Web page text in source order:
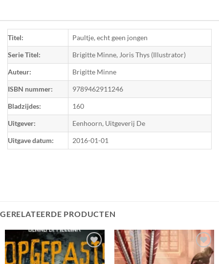
Titel: Paultje, echt geen jongen
Serie Titel: Brigitte Minne, Joris Thys (Illustrator)
Auteur: Brigitte Minne
ISBN nummer: 9789462911246
Bladzijdes: 160
Uitgever: Eenhoorn, Uitgeverij De
Uitgave datum: 2016-01-01
GERELATEERDE PRODUCTEN